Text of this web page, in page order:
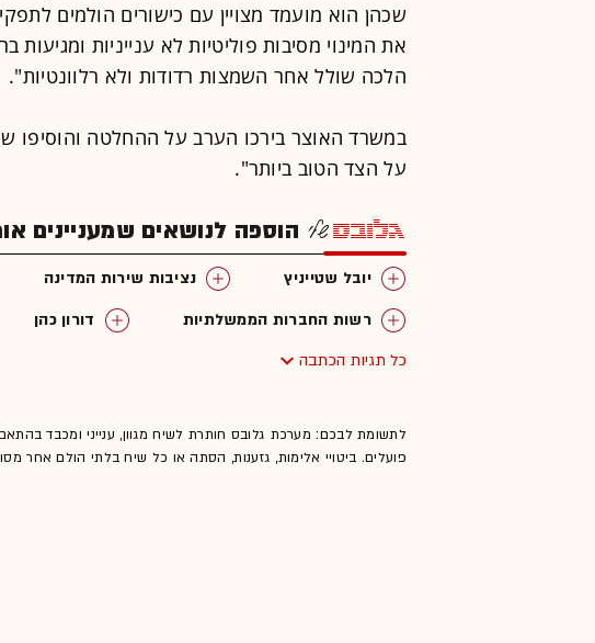
שכהן הוא מועמד מצויין עם כישורים הולמים
את המינוי מסיבות פוליטיות לא ענייניות
הלכה שולל אחר השמצות רדודות ולא רלוונטיות".
במשרד האוצר בירכו הערב על ההחלטה והוסיפו
על הצד הטוב ביותר".
הוספה לנושאים שמעניינים
יובל שטייניץ
נציבות שירות המדינה
רשות החברות הממשלתיות
דורון כהן
כל תגיות הכתבה
לתשומת לבכם: מערכת גלובס חותרת לשיח מגוון, ענייני ומכבד
פועלים. ביטויי אלימות, גזענות, הסתה או כל שיח בלתי הולם אחר